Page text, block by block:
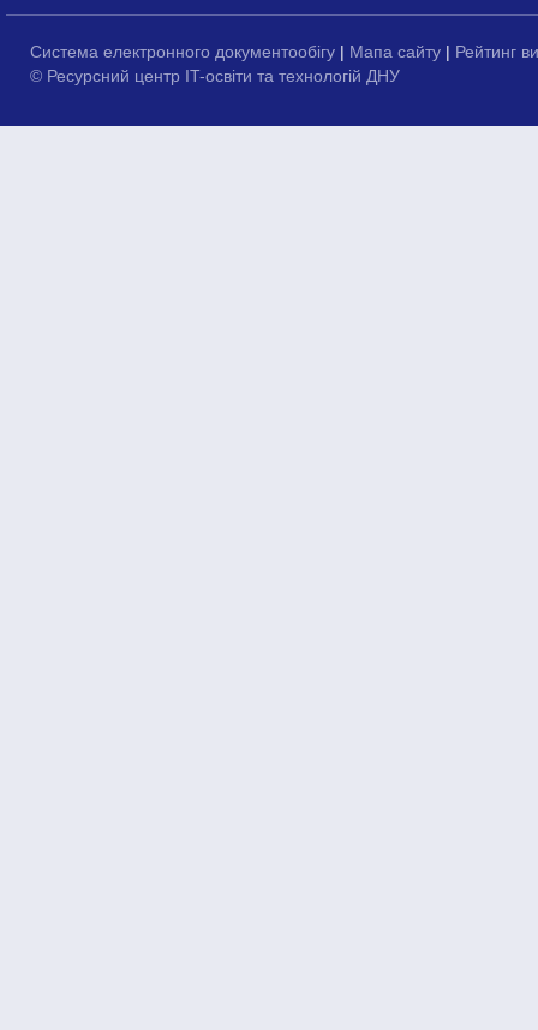
Система електронного документообігу | Мапа сайту | Рейтинг
© Ресурсний центр IT-освіти та технологій ДНУ